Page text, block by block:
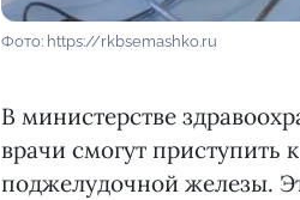
Фото: https://rkbsemashko.ru
В министерстве
врачи смогут приступить
поджелудочной железы.